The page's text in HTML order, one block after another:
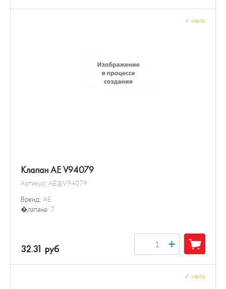
Клапан AE V94079
Артикул: AE@V94079
Бренд: AE
�лапана: 7
мало
32.31 руб +
мало